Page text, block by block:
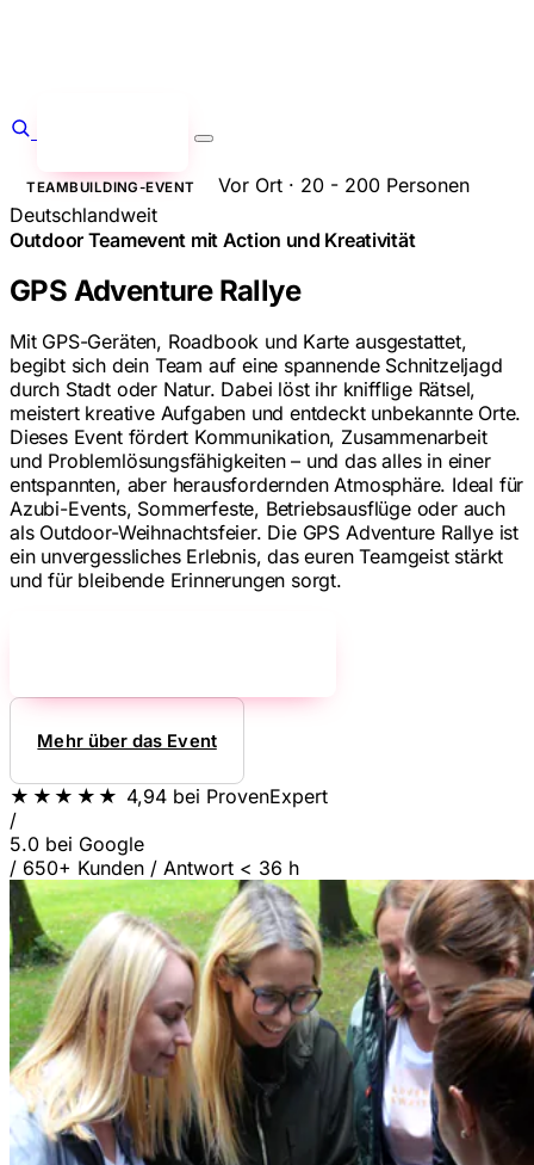
TEAMBUILDING-EVENT
Vor Ort · 20 - 200 Personen
Deutschlandweit
Outdoor Teamevent mit Action und Kreativität
GPS Adventure Rallye
Mit GPS-Geräten, Roadbook und Karte ausgestattet,
begibt sich dein Team auf eine spannende Schnitzeljagd
durch Stadt oder Natur. Dabei löst ihr knifflige Rätsel,
meistert kreative Aufgaben und entdeckt unbekannte Orte.
Dieses Event fördert Kommunikation, Zusammenarbeit
und Problemlösungsfähigkeiten – und das alles in einer
entspannten, aber herausfordernden Atmosphäre. Ideal für
Azubi-Events, Sommerfeste, Betriebsausflüge oder auch
als Outdoor-Weihnachtsfeier. Die GPS Adventure Rallye ist
ein unvergessliches Erlebnis, das euren Teamgeist stärkt
und für bleibende Erinnerungen sorgt.
Mehr über das Event
★★★★★ 4,94 bei ProvenExpert
/
5.0 bei Google
/ 650+ Kunden / Antwort < 36 h